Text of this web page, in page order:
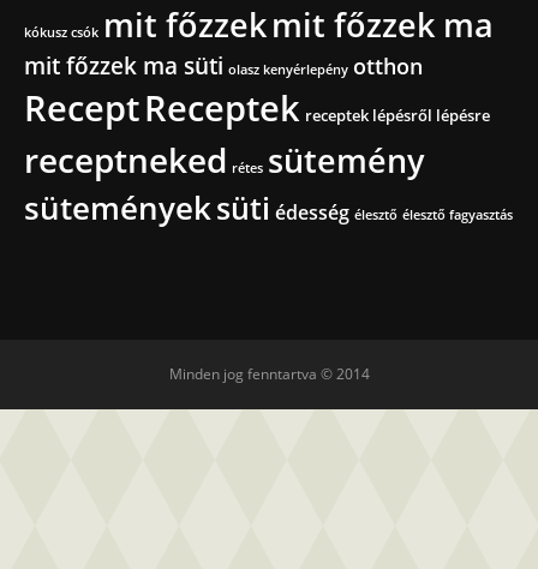
kókusz csók mit főzzekmit főzzek ma
mit főzzek ma süti olasz kenyérlepény otthon
ReceptReceptek receptek lépésről lépésre
receptneked rétes sütemény
süteményeksüti édesség élesztő élesztő fagyasztás
Minden jog fenntartva © 2014